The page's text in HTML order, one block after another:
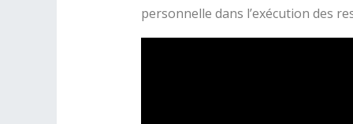
personnelle dans l’exécution des